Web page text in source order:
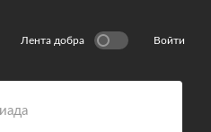
Лента добра Войти